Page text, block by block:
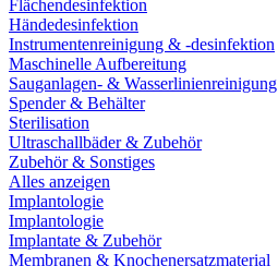
Flächendesinfektion
Händedesinfektion
Instrumentenreinigung & -desinfektion
Maschinelle Aufbereitung
Sauganlagen- & Wasserlinienreinigung
Spender & Behälter
Sterilisation
Ultraschallbäder & Zubehör
Zubehör & Sonstiges
Alles anzeigen
Implantologie
Implantologie
Implantate & Zubehör
Membranen & Knochenersatzmaterial